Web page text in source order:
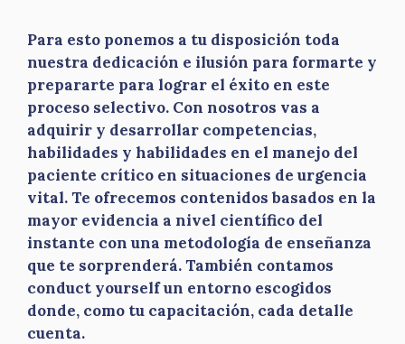
Para esto ponemos a tu disposición toda
nuestra dedicación e ilusión para formarte y
prepararte para lograr el éxito en este
proceso selectivo. Con nosotros vas a
adquirir y desarrollar competencias,
habilidades y habilidades en el manejo del
paciente crítico en situaciones de urgencia
vital. Te ofrecemos contenidos basados en la
mayor evidencia a nivel científico del
instante con una metodología de enseñanza
que te sorprenderá. También contamos
conduct yourself un entorno escogidos
donde, como tu capacitación, cada detalle
cuenta.